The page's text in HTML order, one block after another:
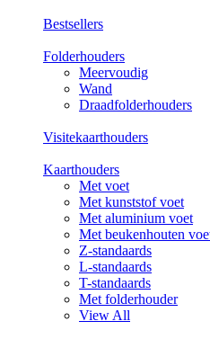
Bestsellers
Folderhouders
Meervoudig
Wand
Draadfolderhouders
Visitekaarthouders
Kaarthouders
Met voet
Met kunststof voet
Met aluminium voet
Met beukenhouten
Z-standaards
L-standaards
T-standaards
Met folderhouder
View All